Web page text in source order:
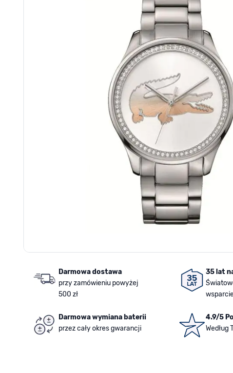
Darmowa dostawa
przy zamówieniu powyżej
500 zł
35 lat
Darmowa wymiana baterii
przez cały okres gwarancji
4.9/5
Według